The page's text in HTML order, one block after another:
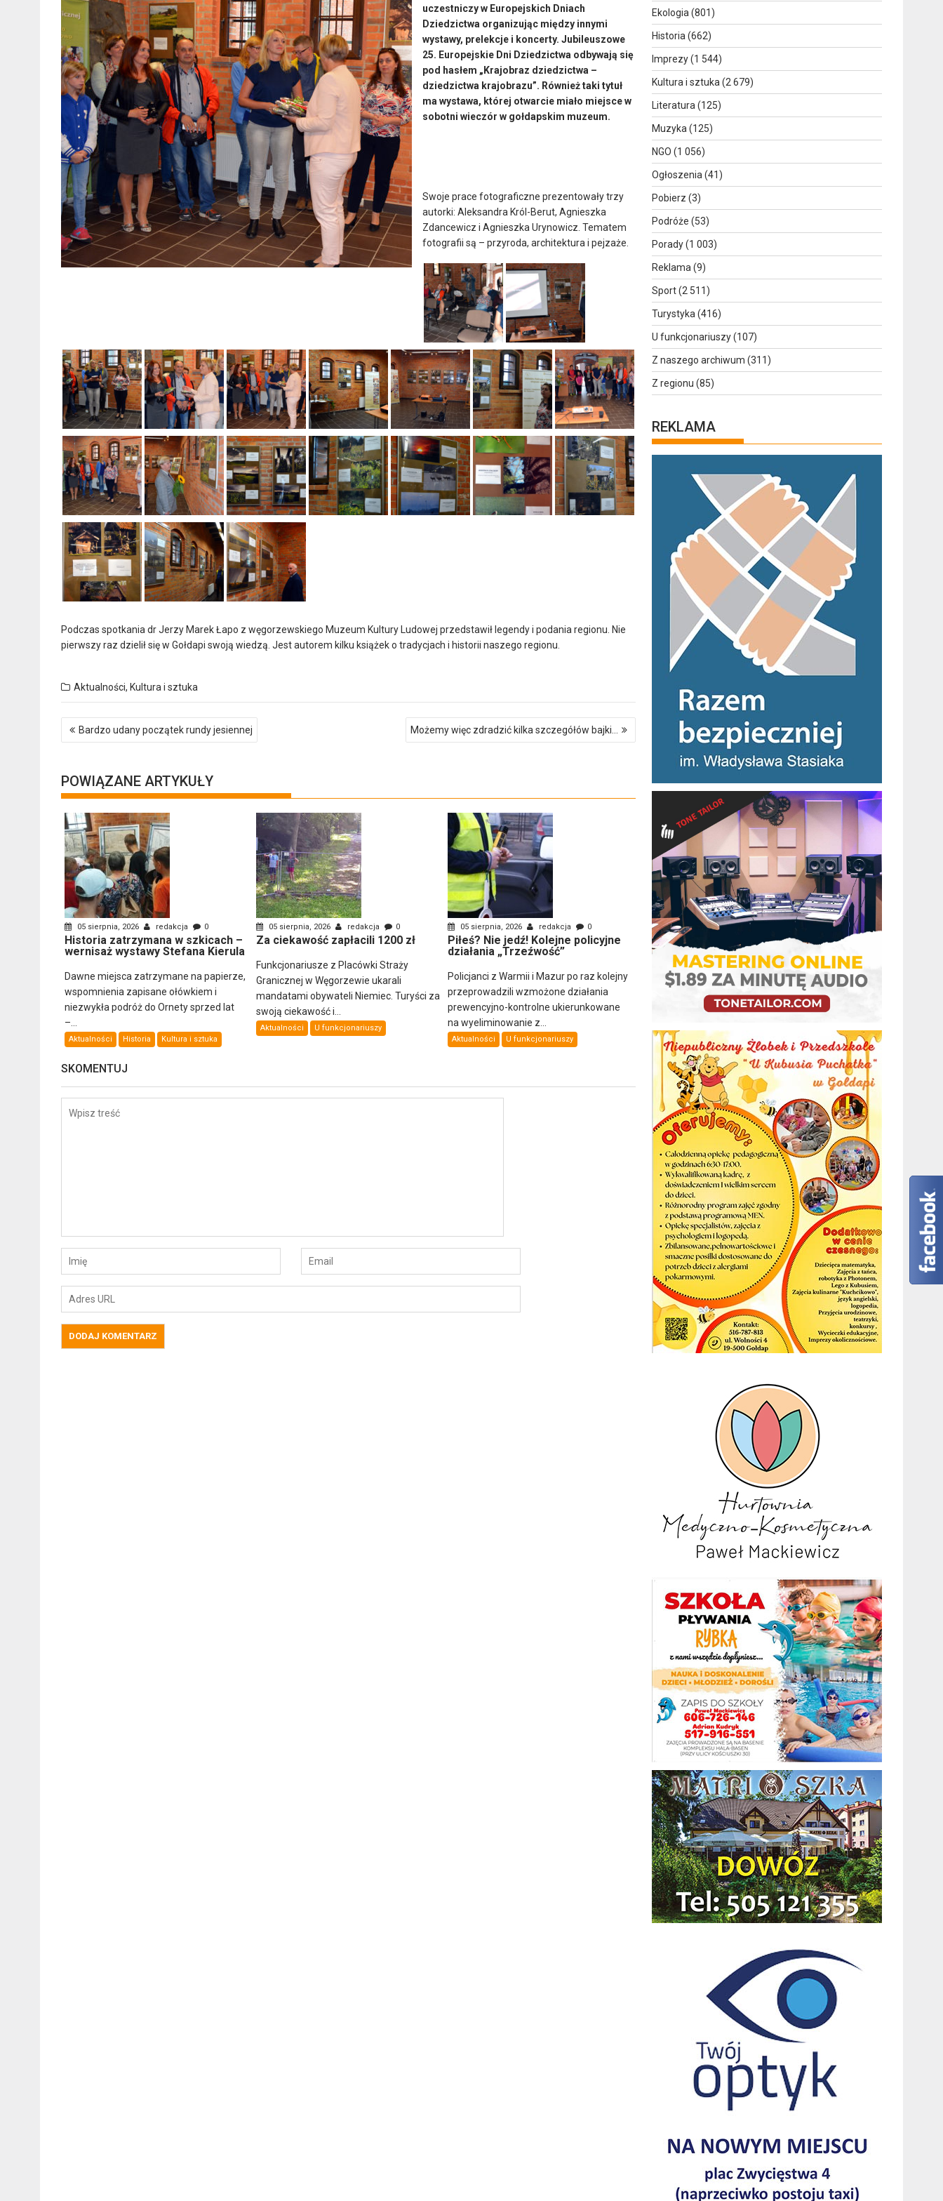
uczestniczy w Europejskich Dniach
Dziedzictwa organizując między innymi
wystawy, prelekcje i koncerty. Jubileuszowe
25. Europejskie Dni Dziedzictwa odbywają się
pod hasłem „Krajobraz dziedzictwa –
dziedzictwa krajobrazu”. Również taki tytuł
ma wystawa, której otwarcie miało miejsce w
sobotni wieczór w gołdapskim muzeum.
Swoje prace fotograficzne prezentowały trzy
autorki: Aleksandra Król-Berut, Agnieszka
Zdancewicz i Agnieszka Urynowicz. Tematem
fotografii są – przyroda, architektura i pejzaże.
Podczas spotkania dr Jerzy Marek Łapo z węgorzewskiego Muzeum Kultury Ludowej przedstawił legendy i podania regionu. Nie
pierwszy raz dzielił się w Gołdapi swoją wiedzą. Jest autorem kilku książek o tradycjach i historii naszego regionu.
Aktualności, Kultura i sztuka
Nawigacja
wpisu
Bardzo udany początek rundy jesiennej Możemy więc zdradzić kilka szczegółów bajki…
POWIĄZANE ARTYKUŁY
05 sierpnia, 2026 redakcja 0
Historia zatrzymana w szkicach –
wernisaż wystawy Stefana Kierula
Dawne miejsca zatrzymane na papierze,
wspomnienia zapisane ołówkiem i
niezwykła podróż do Ornety sprzed lat
–...
Aktualności Historia Kultura i sztuka
05 sierpnia, 2026 redakcja 0
Za ciekawość zapłacili 1200 zł
Funkcjonariusze z Placówki Straży
Granicznej w Węgorzewie ukarali
mandatami obywateli Niemiec. Turyści za
swoją ciekawość i...
Aktualności U funkcjonariuszy
05 sierpnia, 2026 redakcja 0
Piłeś? Nie jedź! Kolejne policyjne
działania „Trzeźwość”
Policjanci z Warmii i Mazur po raz kolejny
przeprowadzili wzmożone działania
prewencyjno-kontrolne ukierunkowane
na wyeliminowanie z...
Aktualności U funkcjonariuszy
SKOMENTUJ
Ekologia (801)
Historia (662)
Imprezy(1 544)
Kultura i sztuka (2 679)
Literatura (125)
Muzyka (125)
NGO (1 056)
Ogłoszenia (41)
Pobierz (3)
Podróże (53)
Porady(1 003)
Reklama (9)
Sport(2 511)
Turystyka (416)
U funkcjonariuszy(107)
Z naszego archiwum (311)
Z regionu (85)
REKLAMA